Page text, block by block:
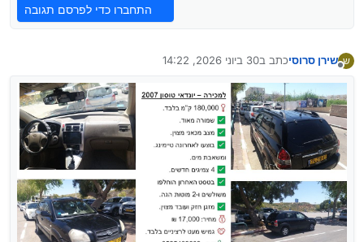
התחברו כדי לפרסם תגובה
ש שירן סרוסיכתב ב30 ביוני 2026, 14:22
נערך לאחרונה על ידי admin